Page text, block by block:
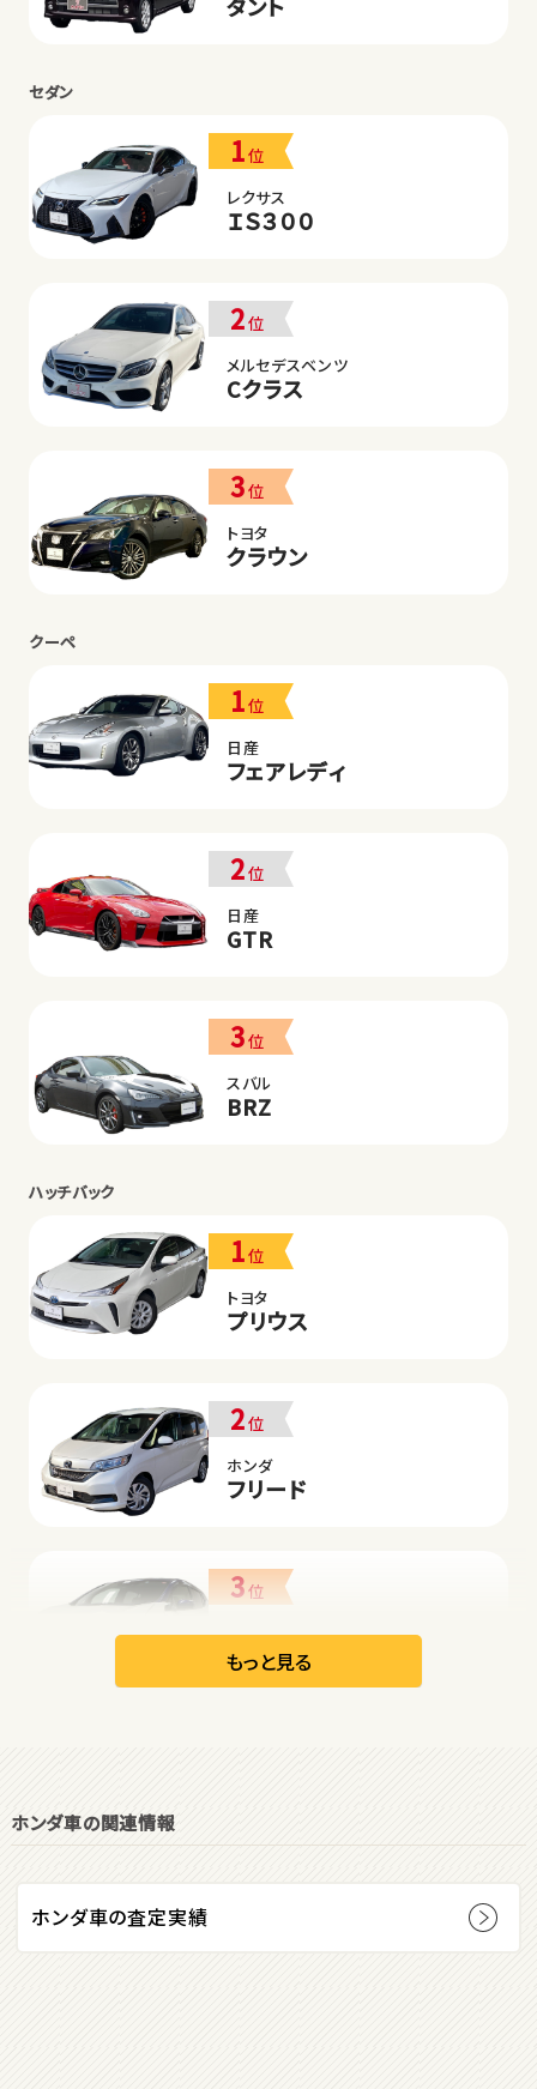
セダン
1位
レクサス
ＩＳ３００
2位
メルセデスベンツ
Cクラス
3位
トヨタ
クラウン
クーペ
1位
日産
フェアレディ
2位
日産
GTR
3位
スバル
BRZ
ハッチバック
1位
トヨタ
プリウス
2位
ホンダ
フリード
3位
日産
リーフ
ダイハツ
もっと見る
ホンダ車の関連情報
ホンダ車の査定実績